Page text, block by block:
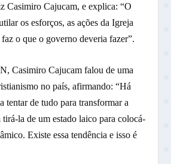
Casimiro Cajucam, e explica: “O
os esforços, as ações da Igreja
o que o governo deveria fazer”.
Casimiro Cajucam falou de uma
no país, afirmando: “Há
tentar de tudo para transformar a
la de um estado laico para colocá-
Existe essa tendência e isso é